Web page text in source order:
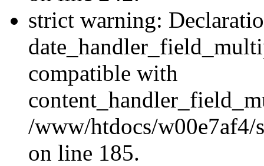
strict warning:
compatible with
/www/htdocs/w00e7af4/
on line 185.